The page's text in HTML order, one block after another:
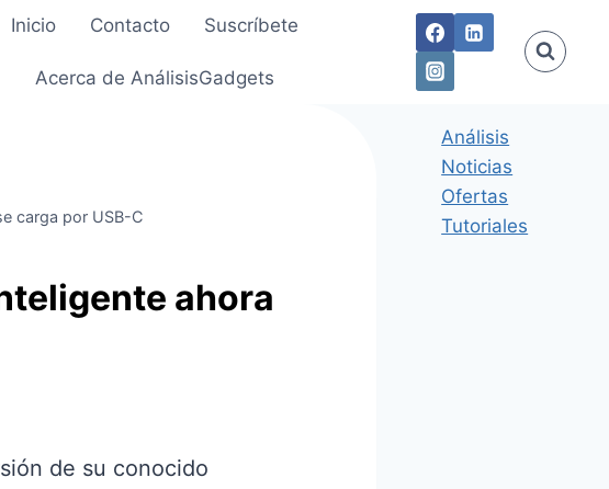
Inicio Contacto Suscríbete
Acerca de AnálisisGadgets
carga por USB-C
ahora
de su conocido
Análisis
Noticias
Ofertas
Tutoriales